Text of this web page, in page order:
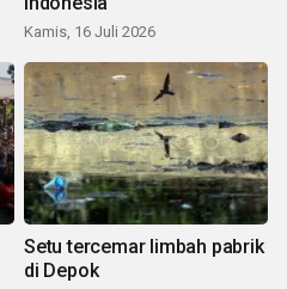
Kamis, 16 Juli 2026
Setu tercemar limbah pabrik
di Depok